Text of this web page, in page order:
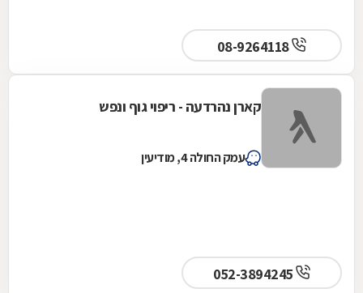
08-9264118
קארן נהרדעה - ריפוי גוף ונפש
עמק החולה 4, מודיעין